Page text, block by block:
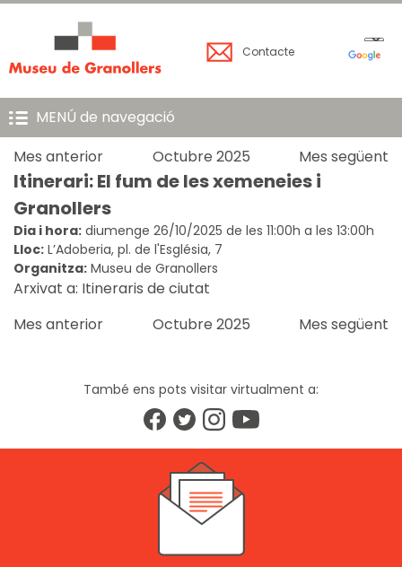
Contacte
MENÚ de navegació
Mes anterior
Mes següent
Octubre 2025
Itinerari: El fum de les xemeneies i
Granollers
Dia i hora: diumenge 26/10/2025 de les 11:00h a les 13:00h
Lloc: L’Adoberia, pl. de l'Església, 7
Organitza: Museu de Granollers
Arxivat a: Itineraris de ciutat
Mes anterior
Mes següent
Octubre 2025
També ens pots visitar virtualment a: